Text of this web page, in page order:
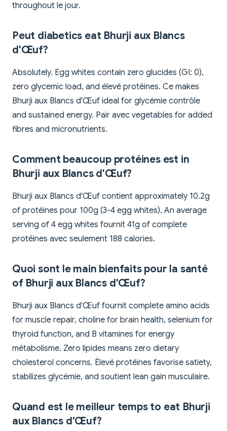
throughout le jour.
Peut diabetics eat Bhurji aux Blancs
d'Œuf?
Absolutely. Egg whites contain zero glucides (GI: 0),
zero glycemic load, and élevé protéines. Ce makes
Bhurji aux Blancs d'Œuf ideal for glycémie contrôle
and sustained energy. Pair avec vegetables for added
fibres and micronutrients.
Comment beaucoup protéines est in
Bhurji aux Blancs d'Œuf?
Bhurji aux Blancs d'Œuf contient approximately 10.2g
of protéines pour 100g (3-4 egg whites). An average
serving of 4 egg whites fournit 41g of complete
protéines avec seulement 188 calories.
Quoi sont le main bienfaits pour la santé
of Bhurji aux Blancs d'Œuf?
Bhurji aux Blancs d'Œuf fournit complete amino acids
for muscle repair, choline for brain health, selenium for
thyroid function, and B vitamines for energy
métabolisme. Zero lipides means zero dietary
cholesterol concerns. Élevé protéines favorise satiety,
stabilizes glycémie, and soutient lean gain musculaire.
Quand est le meilleur temps to eat Bhurji
aux Blancs d'Œuf?